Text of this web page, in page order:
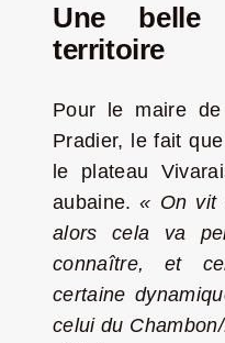
Une belle
territoire
Pour le maire
Pradier, le fait
le plateau
aubaine.« On vit
alors cela va
connaître, et
certaine
celui du